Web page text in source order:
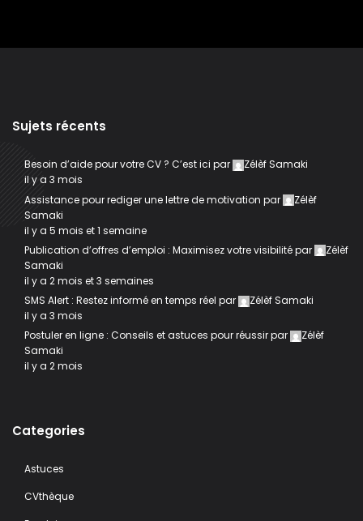
Sujets récents
Besoin d’aide pour votre CV ? C’est ici par
Zélèf Samaki
il y a 3 mois
Assistance pour rediger une lettre de motivation par
Zélèf
Samaki
il y a 5 mois et 1 semaine
Publication d’offres d’emploi : Maximisez votre visibilitépar
Zélèf
Samaki
il y a 2 mois et 3 semaines
SMS Alert : Restez informé en temps réel par
Zélèf Samaki
il y a 3 mois
Postuler en ligne : Conseils et astuces pour réussirpar
Zélèf
Samaki
il y a 2 mois
Categories
Astuces
CVthèque